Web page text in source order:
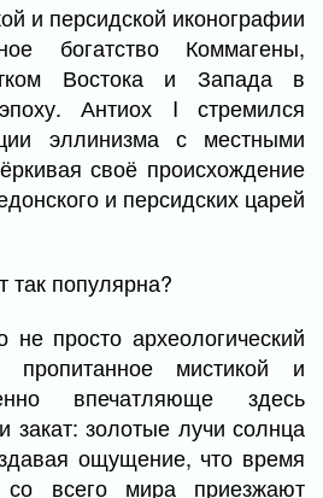
и персидской иконографии
богатство Коммагены,
Востока и Запада в
Антиох I стремился
эллинизма с местными
своё происхождение
и персидских царей
так популярна?
просто археологический
мистикой и
впечатляюще здесь
закат: золотые лучи солнца
ощущение, что время
со всего мира приезжают